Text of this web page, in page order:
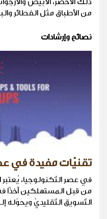
من الأطباق مثل الفطائر
نصائح وإرشادات
تقنيّات مفيدة في
في عصر التّكنولوجيا،
من قبل المستهلكين آخذًا
التّسويق التّقليديّ ويحوّله